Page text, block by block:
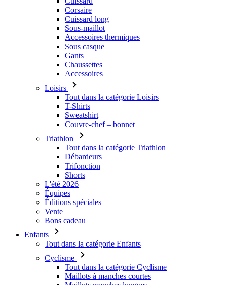
Sous casque
Gants
Chaussettes
Accessoires
Loisirs
Tout dans la catégorie Loisirs
T-Shirts
Sweatshirt
Couvre-chef – bonnet
Triathlon
Tout dans la catégorie Triathlon
Débardeurs
Trifonction
Shorts
L'été 2026
Équipes
Éditions spéciales
Vente
Bons cadeau
Enfants
Tout dans la catégorie Enfants
Cyclisme
Tout dans la catégorie Cyclisme
Maillots manches longues
Vestes
Cuissard
Cuissard long
Accessoires thermiques